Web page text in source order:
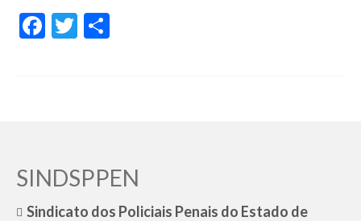
Facebook
Twitter
SINDSPPEN
Sindicato dos Policiais Penais do Estado de